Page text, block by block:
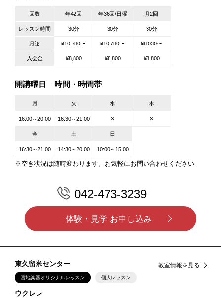
回数 年42回 年36回/日曜 月2回
レッスン時間 30分 30分 30分
月謝 ¥10,780〜 ¥10,780〜 ¥8,030〜
入会金 ¥8,800 ¥8,800 ¥8,800
開講曜日 時間・時間帯
月 火 水 木
16:00～20:00 16:30～21:00 ✕ ✕
金 土 日
16:30～21:00 14:30～20:00 10:00～15:00
※空き状況は随時変わります。お気軽にお問い合わせください
042-473-3239
体験・見学 お申し込み
東久留米センター 教室情報を見る
宮地楽器オリジナルレッスン 個人レッスン
ウクレレ